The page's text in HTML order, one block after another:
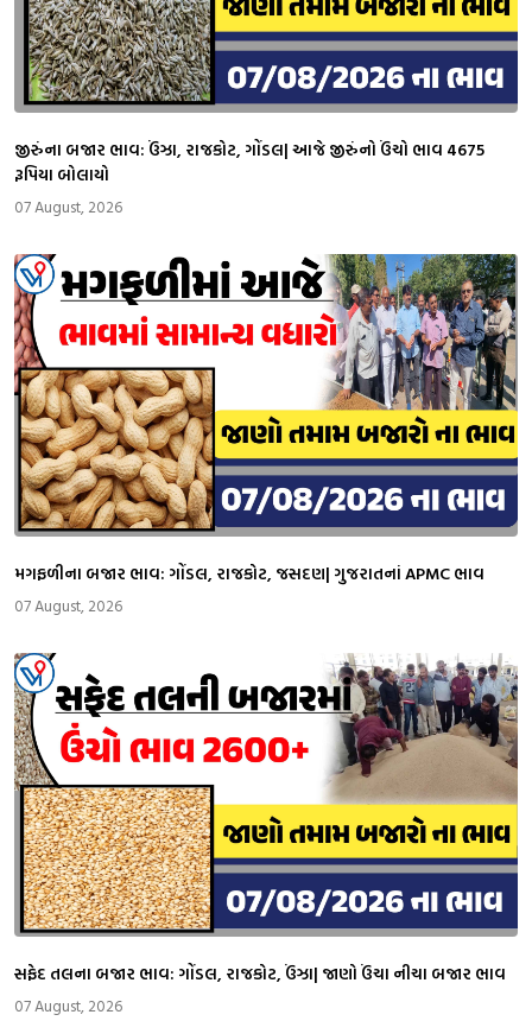
જીરુંના બજાર ભાવ: ઉંઝા, રાજકોટ, ગોંડલ| આજે જીરુંનો ઉંચો ભાવ 4675
રૂપિયા બોલાયો
07 August, 2026
મગફળીના બજાર ભાવ: ગોંડલ, રાજકોટ, જસદણ| ગુજરાતનાં APMC ભાવ
07 August, 2026
સફેદ તલના બજાર ભાવ: ગોંડલ, રાજકોટ, ઉંઝા| જાણો ઉંચા નીચા બજાર ભાવ
07 August, 2026